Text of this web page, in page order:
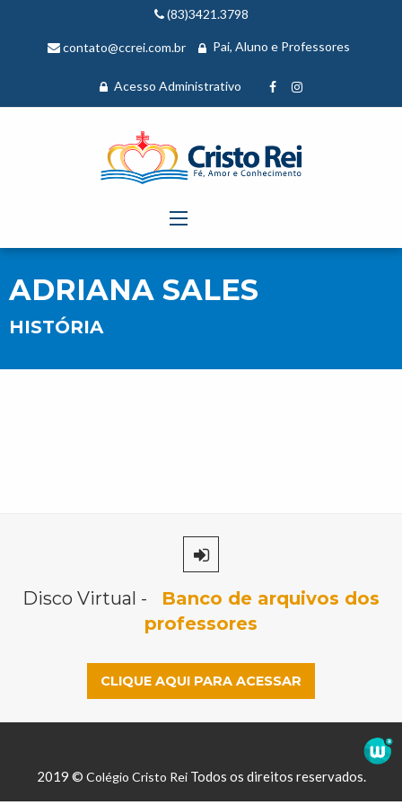
(83)3421.3798
contato@ccrei.com.br Pai, Aluno e Professores
Acesso Administrativo
ADRIANA SALES
HISTÓRIA
Disco Virtual -
Banco de arquivos dos
professores
CLIQUE AQUI PARA ACESSAR
2019 © Colégio Cristo ReiTodos os direitos reservados.